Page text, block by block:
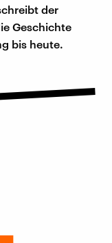
der
Geschichte
bis heute.